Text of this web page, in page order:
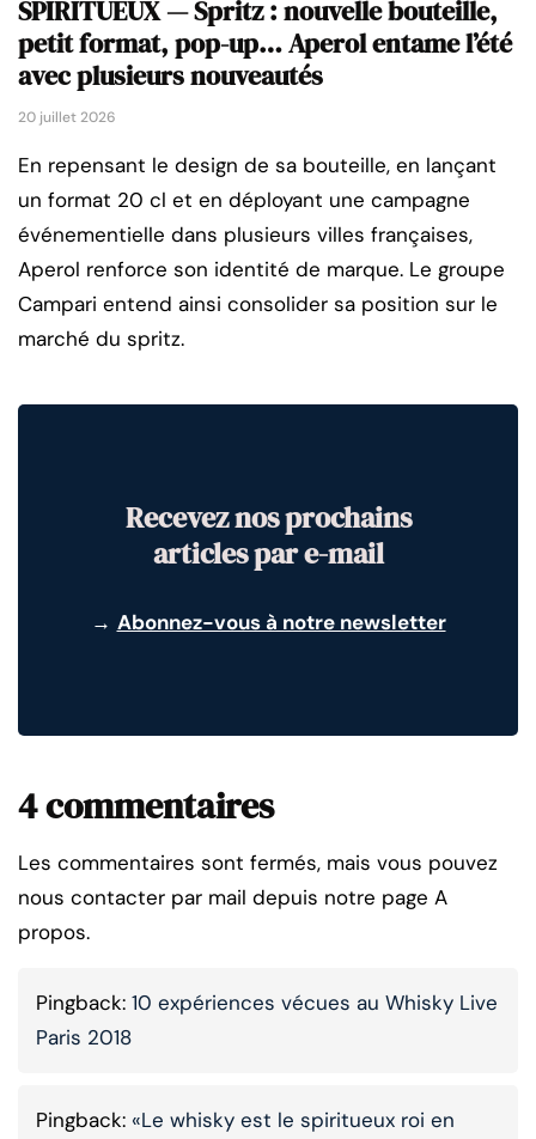
SPIRITUEUX — Spritz : nouvelle bouteille,
petit format, pop-up… Aperol entame l’été
avec plusieurs nouveautés
20 juillet 2026
En repensant le design de sa bouteille, en lançant
un format 20 cl et en déployant une campagne
événementielle dans plusieurs villes françaises,
Aperol renforce son identité de marque. Le groupe
Campari entend ainsi consolider sa position sur le
marché du spritz.
Recevez nos prochains
articles par e-mail
→ Abonnez-vous à notre newsletter
4 commentaires
Les commentaires sont fermés, mais vous pouvez
nous contacter par mail depuis notre page A
propos.
Pingback: 10 expériences vécues au Whisky Live
Paris 2018
Pingback: «Le whisky est le spiritueux roi en